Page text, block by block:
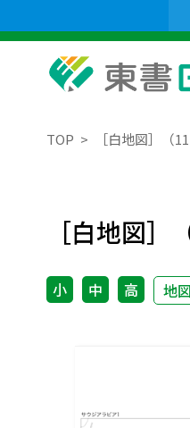
TOP ［白地図］（
［白地図
小 中 高 地図